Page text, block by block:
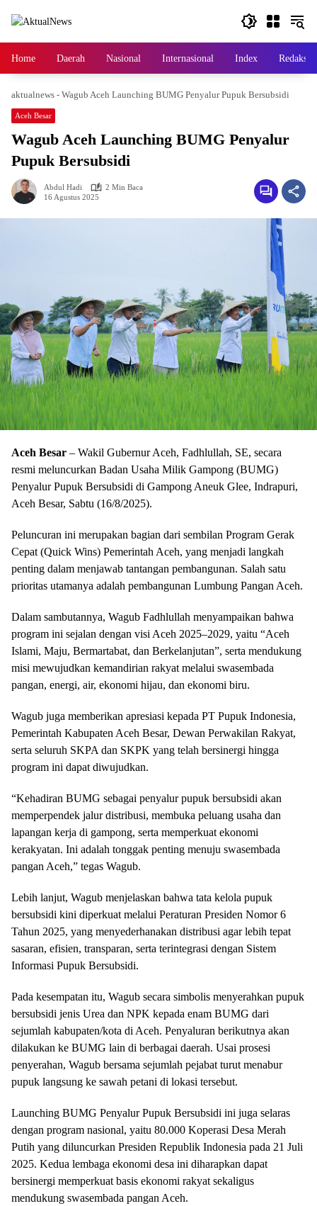
Home Daerah Nasional Internasional Index Redaksi
aktualnews - Wagub Aceh Launching BUMG Penyalur Pupuk Bersubsidi
Aceh Besar
Wagub Aceh Launching BUMG Penyalur
Pupuk Bersubsidi
Abdul Hadi
2 Min Baca
16 Agustus 2025
Aceh Besar – Wakil Gubernur Aceh, Fadhlullah, SE, secara
resmi meluncurkan Badan Usaha Milik Gampong (BUMG)
Penyalur Pupuk Bersubsidi di Gampong Aneuk Glee, Indrapuri,
Aceh Besar, Sabtu (16/8/2025).
Peluncuran ini merupakan bagian dari sembilan Program Gerak
Cepat (Quick Wins) Pemerintah Aceh, yang menjadi langkah
penting dalam menjawab tantangan pembangunan. Salah satu
prioritas utamanya adalah pembangunan Lumbung Pangan Aceh.
Dalam sambutannya, Wagub Fadhlullah menyampaikan bahwa
program ini sejalan dengan visi Aceh 2025–2029, yaitu “Aceh
Islami, Maju, Bermartabat, dan Berkelanjutan”, serta mendukung
misi mewujudkan kemandirian rakyat melalui swasembada
pangan, energi, air, ekonomi hijau, dan ekonomi biru.
Wagub juga memberikan apresiasi kepada PT Pupuk Indonesia,
Pemerintah Kabupaten Aceh Besar, Dewan Perwakilan Rakyat,
serta seluruh SKPA dan SKPK yang telah bersinergi hingga
program ini dapat diwujudkan.
“Kehadiran BUMG sebagai penyalur pupuk bersubsidi akan
memperpendek jalur distribusi, membuka peluang usaha dan
lapangan kerja di gampong, serta memperkuat ekonomi
kerakyatan. Ini adalah tonggak penting menuju swasembada
pangan Aceh,” tegas Wagub.
Lebih lanjut, Wagub menjelaskan bahwa tata kelola pupuk
bersubsidi kini diperkuat melalui Peraturan Presiden Nomor 6
Tahun 2025, yang menyederhanakan distribusi agar lebih tepat
sasaran, efisien, transparan, serta terintegrasi dengan Sistem
Informasi Pupuk Bersubsidi.
Pada kesempatan itu, Wagub secara simbolis menyerahkan pupuk
bersubsidi jenis Urea dan NPK kepada enam BUMG dari
sejumlah kabupaten/kota di Aceh. Penyaluran berikutnya akan
dilakukan ke BUMG lain di berbagai daerah. Usai prosesi
penyerahan, Wagub bersama sejumlah pejabat turut menabur
pupuk langsung ke sawah petani di lokasi tersebut.
Launching BUMG Penyalur Pupuk Bersubsidi ini juga selaras
dengan program nasional, yaitu 80.000 Koperasi Desa Merah
Putih yang diluncurkan Presiden Republik Indonesia pada 21 Juli
2025. Kedua lembaga ekonomi desa ini diharapkan dapat
bersinergi memperkuat basis ekonomi rakyat sekaligus
mendukung swasembada pangan Aceh.